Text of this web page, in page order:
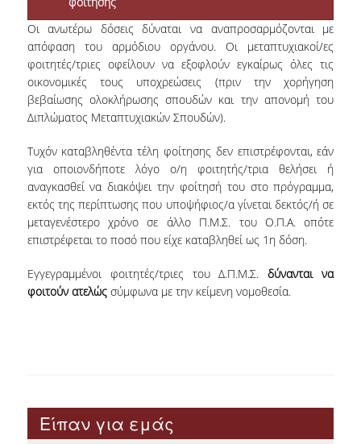
ΔΙΠΛΩΜΑΤΙΚΗ ΕΡΓΑΣΙΑ
ΟΔΗΓΟΣ ΣΠΟΥΔΩΝ
ΔΙΔΑΣΚΟΝΤΕΣ
ΚΑΝΟΝΙΣΜΟΣ ΣΠΟΥΔΩΝ
ΕΞΩΤΕΡΙΚΗ ΣΥΜΒΟΥΛΕΥΤΙΚΗ ΕΠΙΤΡΟΠΗ
ΔΙΔΑΚΤΡΑ
ΥΠΟΤΡΟΦΙΕΣ
ΣΥΝΑΨΗ ΣΥΝΕΡΓΑΣΙΑΣ ΜΕ ΤΡΑΠΕΖΑ
EUROBANK
ΠΙΣΤΟΠΟΙΗΣΕΙΣ
Οι ανωτέρω δόσεις δύναται να αναπροσαρμόζονται με
απόφαση του αρμόδιου οργάνου. Οι μεταπτυχιακοί/ες
φοιτητές/τριες οφείλουν να εξοφλούν εγκαίρως όλες τις
οικονομικές τους υποχρεώσεις (πριν την χορήγηση
βεβαίωσης ολοκλήρωσης σπουδών και την απονομή του
Διπλώματος Μεταπτυχιακών Σπουδών).
Τυχόν καταβληθέντα τέλη φοίτησης δεν επιστρέφονται, εάν
για οποιονδήποτε λόγο ο/η φοιτητής/τρια θελήσει ή
αναγκασθεί να διακόψει την φοίτησή του στο πρόγραμμα,
εκτός της περίπτωσης που υποψήφιος/α γίνεται δεκτός/ή σε
μεταγενέστερο χρόνο σε άλλο Π.Μ.Σ. του Ο.Π.Α. οπότε
επιστρέφεται το ποσό που είχε καταβληθεί ως 1 η δόση.
Εγγεγραμμένοι φοιτητές/τριες του Δ.Π.Μ.Σ.δύνανται να
φοιτούν ατελώςσύμφωνα με την κείμενη νομοθεσία.
Είπαν για εμάς